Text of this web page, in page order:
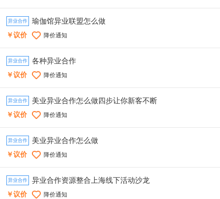
异业合作 瑜伽馆异业联盟怎么做
￥议价 降价通知
异业合作 各种异业合作
￥议价 降价通知
异业合作 美业异业合作怎么做四步让你新客不断
￥议价 降价通知
异业合作 美业异业合作怎么做
￥议价 降价通知
异业合作 异业合作资源整合上海线下活动沙龙
￥议价 降价通知